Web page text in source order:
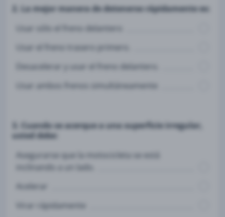
2. La mejor manera de detenerse rápidamente es:
Usar sólo el freno delantero
Usar el freno trasero primero.
Desacelerar y usar el freno delantero.
Usar ambos frenos simultáneamente
3. Cuando se acerque a una superficie irregular,
usted debe:
Asegurarse que la motocicleta se está
inclinando a un lado.
Acelerar
Virar rápidamente